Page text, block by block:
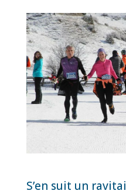
S’en suit un